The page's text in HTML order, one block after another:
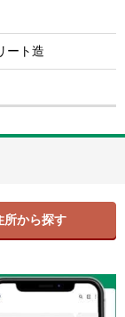
ート造
所から探す